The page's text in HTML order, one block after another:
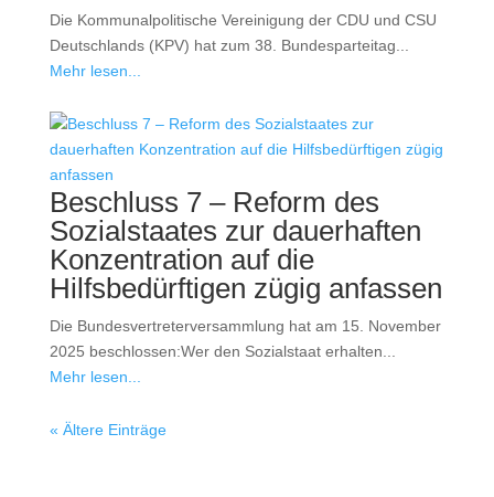
Die Kommunalpolitische Vereinigung der CDU und CSU
Deutschlands (KPV) hat zum 38. Bundesparteitag...
Mehr lesen...
Beschluss 7 – Reform des
Sozialstaates zur dauerhaften
Konzentration auf die
Hilfsbedürftigen zügig anfassen
Die Bundesvertreterversammlung hat am 15. November
2025 beschlossen:Wer den Sozialstaat erhalten...
Mehr lesen...
« Ältere Einträge